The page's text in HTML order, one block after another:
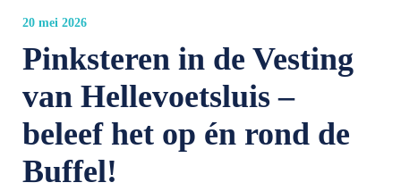
20 mei 2026
Pinksteren in de Vesting
van Hellevoetsluis –
beleef het op én rond de
Buffel!